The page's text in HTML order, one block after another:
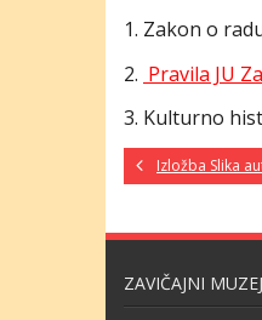
1. Zakon o
2. Pravila JU
3. Kulturno
Izložba Slika
ZAVIČAJNI